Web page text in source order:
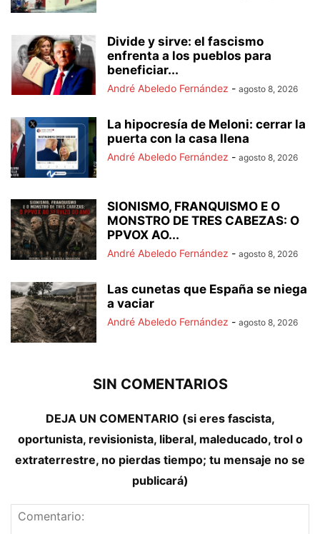
Divide y sirve: el fascismo
enfrenta a los pueblos para
beneficiar...
André Abeledo Fernández - agosto 8, 2026
La hipocresía de Meloni: cerrar la
puerta con la casa llena
André Abeledo Fernández - agosto 8, 2026
SIONISMO, FRANQUISMO E O
MONSTRO DE TRES CABEZAS: O
PPVOX AO...
André Abeledo Fernández - agosto 8, 2026
Las cunetas que España se niega
a vaciar
André Abeledo Fernández - agosto 8, 2026
SIN COMENTARIOS
DEJA UN COMENTARIO (si eres fascista,
oportunista, revisionista, liberal, maleducado, trol o
extraterrestre, no pierdas tiempo; tu mensaje no se
publicará)